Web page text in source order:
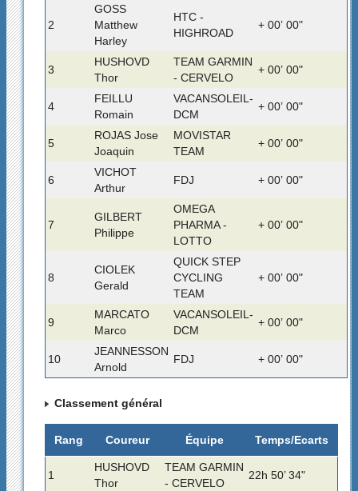
2
GOSS
Matthew
Harley
HTC -
HIGHROAD
+ 00’ 00"
3
HUSHOVD
Thor
TEAM GARMIN
- CERVELO
+ 00’ 00"
4
FEILLU
Romain
VACANSOLEIL-
DCM
+ 00’ 00"
5
ROJAS Jose
Joaquin
MOVISTAR
TEAM
+ 00’ 00"
6
VICHOT
Arthur
FDJ + 00’ 00"
7
GILBERT
Philippe
OMEGA
PHARMA -
LOTTO
+ 00’ 00"
8
CIOLEK
Gerald
QUICK STEP
CYCLING
TEAM
+ 00’ 00"
9
MARCATO
Marco
VACANSOLEIL-
DCM
+ 00’ 00"
10
JEANNESSON
Arnold
FDJ + 00’ 00"
Classement général
Rang Coureur Équipe Temps/Ecarts
1
HUSHOVD
Thor
TEAM GARMIN
- CERVELO
22h 50’ 34"